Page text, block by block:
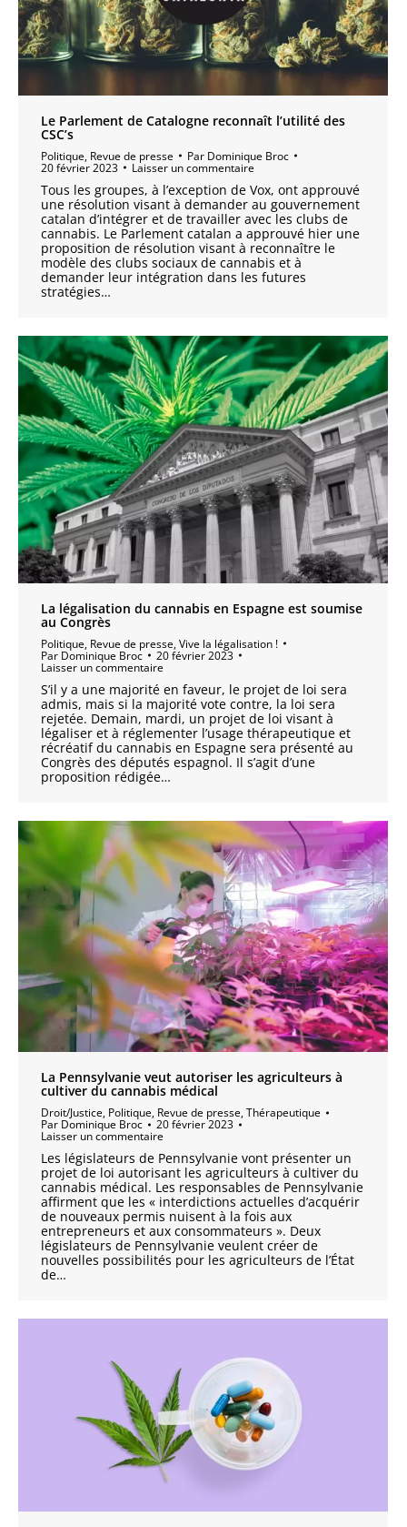
Le Parlement de Catalogne reconnaît l’utilité des
CSC’s
Politique, Revue de presse Par Dominique Broc
20 février 2023 Laisser un commentaire
Tous les groupes, à l’exception de Vox, ont approuvé
une résolution visant à demander au gouvernement
catalan d’intégrer et de travailler avec les clubs de
cannabis. Le Parlement catalan a approuvé hier une
proposition de résolution visant à reconnaître le
modèle des clubs sociaux de cannabis et à
demander leur intégration dans les futures
stratégies…
La légalisation du cannabis en Espagne est soumise
au Congrès
Politique, Revue de presse,Vive la légalisation !
Par Dominique Broc 20 février 2023
Laisser un commentaire
S’il y a une majorité en faveur, le projet de loi sera
admis, mais si la majorité vote contre, la loi sera
rejetée. Demain, mardi, un projet de loi visant à
légaliser et à réglementer l’usage thérapeutique et
récréatif du cannabis en Espagne sera présenté au
Congrès des députés espagnol. Il s’agit d’une
proposition rédigée…
La Pennsylvanie veut autoriser les agriculteurs à
cultiver du cannabis médical
Droit/Justice, Politique, Revue de presse,Thérapeutique
Par Dominique Broc 20 février 2023
Laisser un commentaire
Les législateurs de Pennsylvanie vont présenter un
projet de loi autorisant les agriculteurs à cultiver du
cannabis médical. Les responsables de Pennsylvanie
affirment que les « interdictions actuelles d’acquérir
de nouveaux permis nuisent à la fois aux
entrepreneurs et aux consommateurs ». Deux
législateurs de Pennsylvanie veulent créer de
nouvelles possibilités pour les agriculteurs de l’État
de…